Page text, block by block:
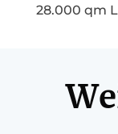
28.000 qm